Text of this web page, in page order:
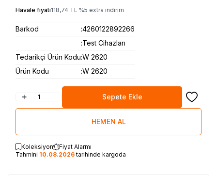
Havale fiyatı118,74 TL %5 extra indirim
Barkod :4260122892266
:Test Cihazları
Tedarikçi Ürün Kodu:W 2620
Ürün Kodu
:W 2620
Sepete Ekle Favoriye
HEMEN AL
Koleksiyon
Fiyat Alarmı
Tahmini 10.08.2026tarihinde kargoda